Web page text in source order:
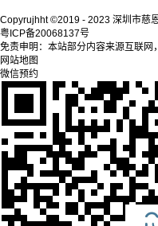
Copyrujhht ©2019 - 2023 深圳市慈
粤ICP备20068137号
免责申明：本站部分内容来源互联
网站地图
微信预约